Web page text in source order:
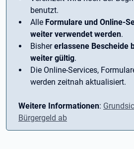
benutzt.
Alle Formulare und Online-
weiter verwendet werden.
Bishererlassene Bescheide
weiter gültig.
Die Online-Services,
werden zeitnah aktualisiert.
Weitere Informationen:
Bürgergeld ab